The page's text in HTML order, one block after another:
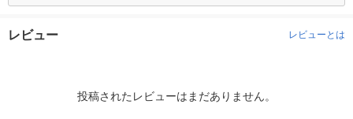
レビュー レビューとは
投稿されたレビューはまだありません。